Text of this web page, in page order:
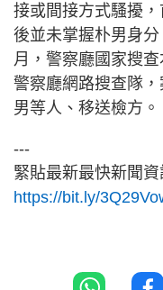
接或間接方式騷擾
後並未掌握朴男身
月，警察廳國家搜
警察廳網路搜查隊
男等人、移送檢方。
---
緊貼最新最快新聞
https://bit.ly/